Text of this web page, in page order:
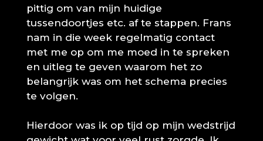
pittig om van mijn huidige
tussendoortjes etc. af te stappen. Frans
nam in die week regelmatig contact
met me op om me moed in te spreken
en uitleg te geven waarom het zo
belangrijk was om het schema precies
te volgen.
Hierdoor was ik op tijd op mijn wedstrijd